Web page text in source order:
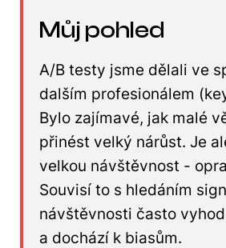
Můj pohled
A/B testy jsme dělali ve
dalším profesionálem
Bylo zajímavé, jak malé
přinést velký nárůst. Je
velkou návštěvnost -
Souvisí to s hledáním
návštěvnosti často
a dochází k biasům.